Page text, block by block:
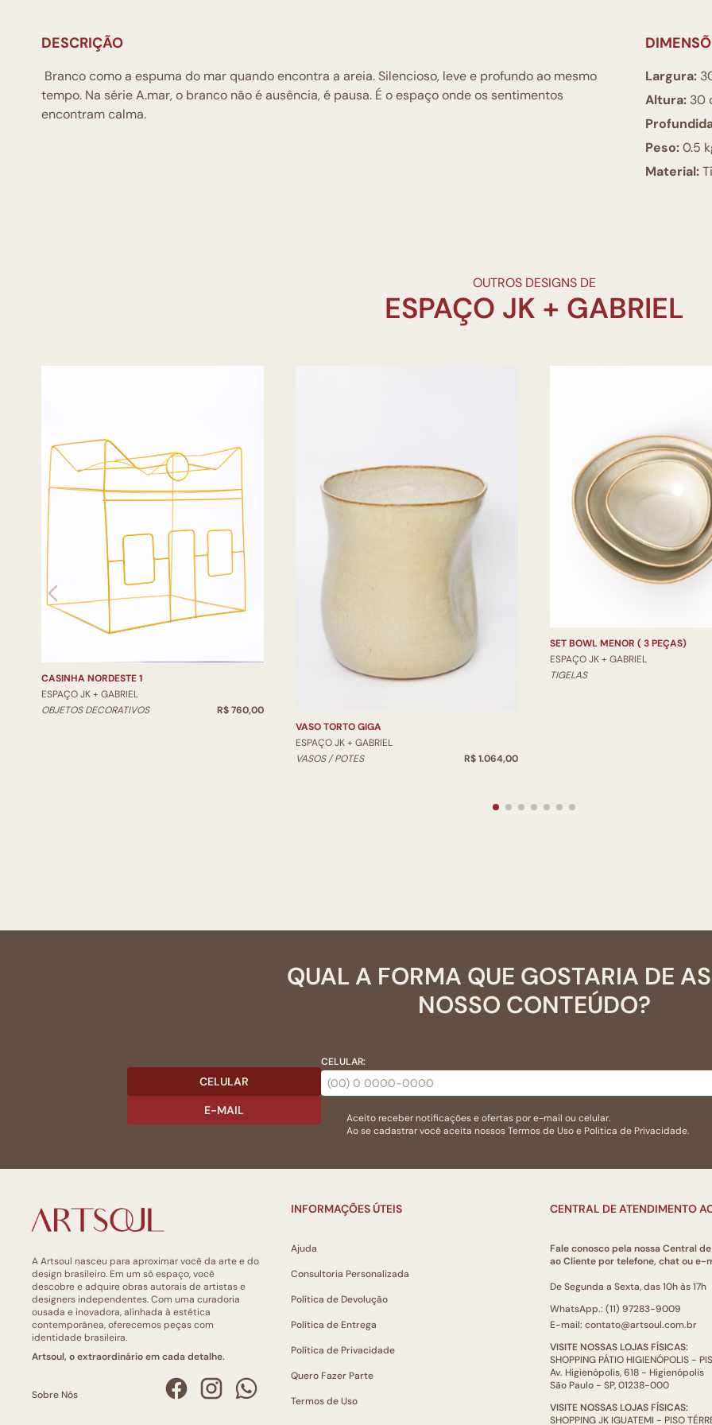
DESCRIÇÃO
Branco como a espuma do mar quando encontra a areia. Silencioso, leve e profundo ao mesmo
tempo. Na série A.mar, o branco não é ausência, é pausa. É o espaço onde os sentimentos
encontram calma.
Largura:
Altura: 30
Peso:0.5
Material:
OUTROS DESIGNS DE
CASINHA NORDESTE 1
ESPAÇO JK + GABRIEL
OBJETOS DECORATIVOS
R$ 760,00
VASO TORTO GIGA
ESPAÇO JK + GABRIEL
VASOS / POTES
R$ 1.064,00
SET BOWL MENOR ( 3 PEÇAS)
ESPAÇO JK + GABRIEL
TIGELAS
QUAL A FORMA QUE GOSTARIA DE
NOSSO CONTEÚDO?
CELULAR
E-MAIL
CELULAR:
Aceito receber notificações e ofertas por e-mail ou celular.
Ao se cadastrar você aceita nossosTermos de Usoe Politica de Privacidade.
A Artsoul nasceu para aproximar você da arte e do
design brasileiro. Em um só espaço, você
descobre e adquire obras autorais de artistas e
designers independentes. Com uma curadoria
ousada e inovadora, alinhada à estética
contemporânea, oferecemos peças com
identidade brasileira.
Artsoul, o extraordinário em cada detalhe.
Sobre Nós
INFORMAÇÕES ÚTEIS
Ajuda
Consultoria Personalizada
Política de Devolução
Política de Entrega
Política de Privacidade
Quero Fazer Parte
Termos de Uso
CENTRAL DE ATENDIMENTO
Fale conosco pela nossa Central
ao Cliente por telefone, chat ou e-
De Segunda a Sexta, das 10h às 17h
WhatsApp.: (11) 97283-9009
E-mail: contato@artsoul.com.br
VISITE NOSSAS LOJAS FÍSICAS:
SHOPPING PÁTIO HIGIENÓPOLIS -
Av. Higienópolis, 618 - Higienópolis
São Paulo - SP, 01238-000
VISITE NOSSAS LOJAS FÍSICAS:
SHOPPING JK IGUATEMI - PISO